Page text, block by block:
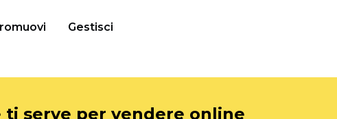
Gestisci
serve per vendere online